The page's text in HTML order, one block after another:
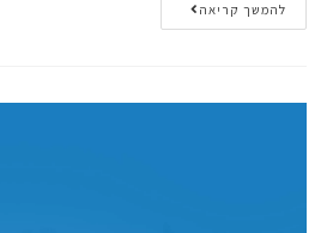
להמשך קריאה